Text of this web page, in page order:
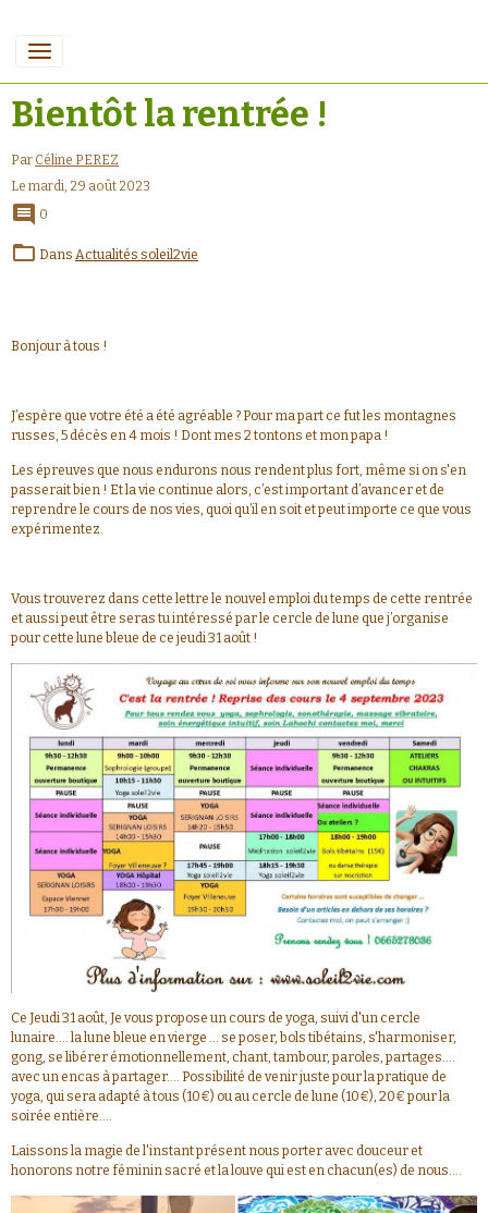
Bientôt la rentrée !
Par Céline PEREZ
Le mardi, 29 août 2023
0
Dans Actualités soleil2vie
Bonjour à tous !
J’espère que votre été a été agréable ? Pour ma part ce fut les montagnes
russes, 5 décès en 4 mois ! Dont mes 2 tontons et mon papa !
Les épreuves que nous endurons nous rendent plus fort, même si on s'en
passerait bien ! Et la vie continue alors, c’est important d’avancer et de
reprendre le cours de nos vies, quoi qu’il en soit et peut importe ce que vous
expérimentez.
Vous trouverez dans cette lettre le nouvel emploi du temps de cette rentrée
et aussi peut être seras tu intéressé par le cercle de lune que j’organise
pour cette lune bleue de ce jeudi 31 août !
Ce Jeudi 31 août, Je vous propose un cours de yoga, suivi d'un cercle
lunaire.... la lune bleue en vierge ... se poser, bols tibétains, s'harmoniser,
gong, se libérer émotionnellement, chant, tambour, paroles, partages....
avec un encas à partager.... Possibilité de venir juste pour la pratique de
yoga, qui sera adapté à tous (10€) ou au cercle de lune (10€), 20€ pour la
soirée entière....
Laissons la magie de l'instant présent nous porter avec douceur et
honorons notre féminin sacré et la louve qui est en chacun(es) de nous....